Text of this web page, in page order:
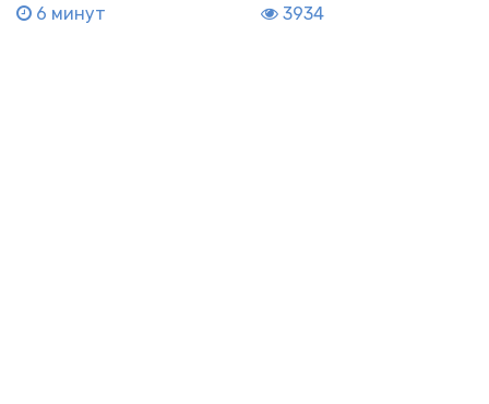
6 минут
3934